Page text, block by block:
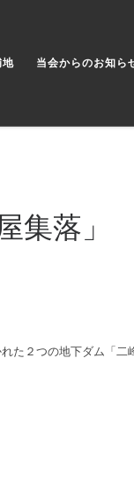
地 当会からのお知ら
集落」
た２つの地下ダム「二